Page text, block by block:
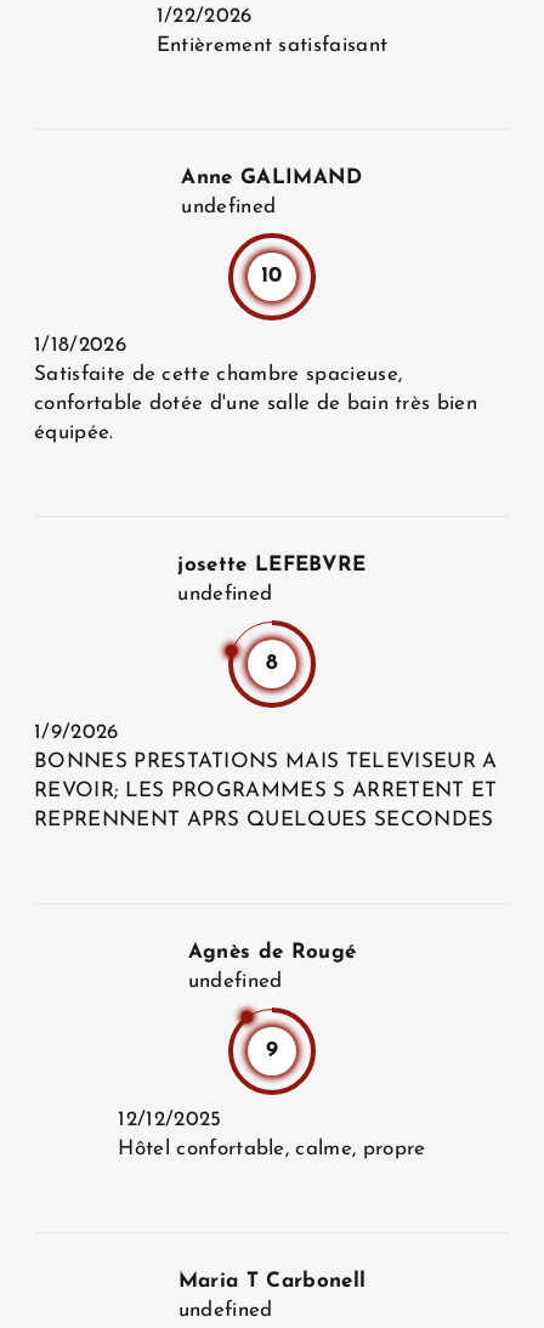
1/22/2026
Entièrement satisfaisant
Anne GALIMAND
undefined
10
1/18/2026
Satisfaite de cette chambre spacieuse,
confortable dotée d'une salle de bain très bien
équipée.
josette LEFEBVRE
undefined
8
1/9/2026
BONNES PRESTATIONS MAIS TELEVISEUR A
REVOIR; LES PROGRAMMES S ARRETENT ET
REPRENNENT APRS QUELQUES SECONDES
Agnès de Rougé
undefined
9
12/12/2025
Hôtel confortable, calme, propre
Maria T Carbonell
undefined